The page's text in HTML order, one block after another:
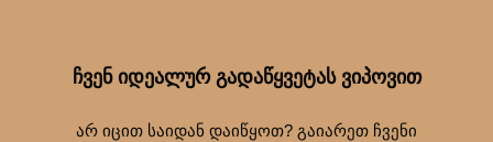
ᲩᲕᲔᲜ ᲘᲓᲔᲐᲚᲣᲠ ᲒᲐᲓᲐᲬᲧᲕᲔᲢᲐᲡ ᲕᲘᲞᲝᲕᲘᲗ
არ იცით საიდან დაიწყოთ? გაიარეთ ჩვენი